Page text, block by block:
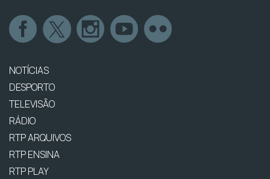
NOTÍCIAS
DESPORTO
TELEVISÃO
RÁDIO
RTP ARQUIVOS
RTP ENSINA
RTP PLAY